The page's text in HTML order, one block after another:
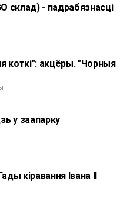
склад) - падрабязнасці
коткі": акцёры. "Чорныя
у заапарку
кіравання Івана II